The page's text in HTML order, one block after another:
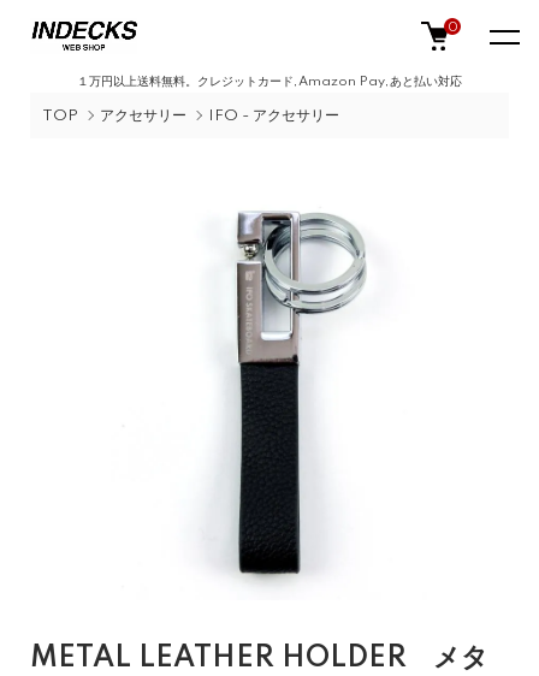
１万円以上送料無料。クレジットカード,Amazon Pay,あと払い対応
0
TOP アクセサリー IFO - アクセサリー
METAL LEATHER HOLDER メタ